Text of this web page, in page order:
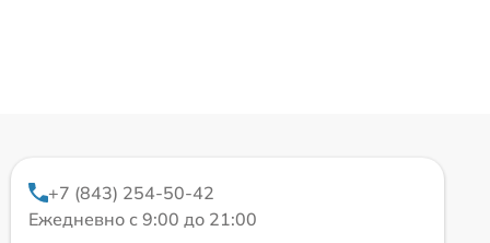
+7 (843) 254-50-42
Ежедневно с 9:00 до 21:00